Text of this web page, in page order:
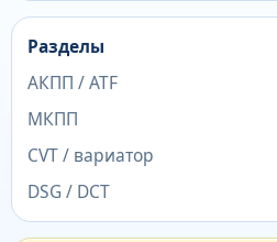
Разделы
АКПП / ATF
МКПП
CVT / вариатор
DSG / DCT